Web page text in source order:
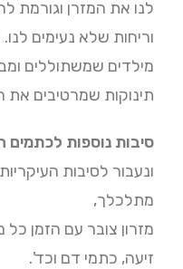
לנו את המזרן וגורמת
וריחות שלא נעימים
מילדים שמשתוללים
תינוקות שמרטיבים את
סיבות נוספות לכתמים
ונעבור לסיבות
מתלכלך,
מזרון צובר עם הזמן כל
זיעה, כתמי דם וכד'.